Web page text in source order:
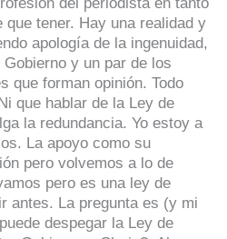
que tener. Hay una realidad y
apología de la ingenuidad,
y un par de los
que forman opinión. Todo
que hablar de la Ley de
la redundancia. Yo estoy a
La apoyo como su
pero volvemos a lo de
pero es una ley de
antes. La pregunta es (y mi
despegar la Ley de